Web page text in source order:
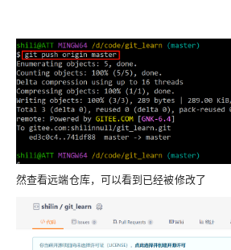
然查看远端仓库，可以看到已经被修改了